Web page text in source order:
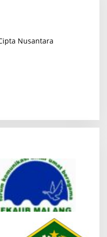
Nusantara